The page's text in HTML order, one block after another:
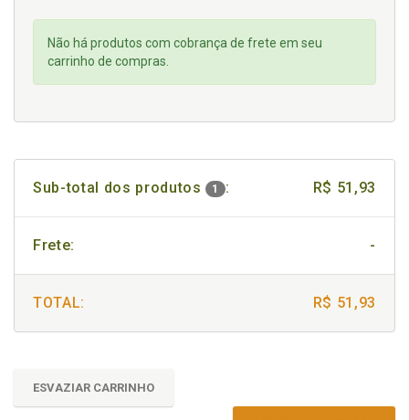
Não há produtos com cobrança de frete em seu
carrinho de compras.
Sub-total dos produtos 1 : R$ 51,93
Frete: -
TOTAL: R$ 51,93
ESVAZIAR CARRINHO